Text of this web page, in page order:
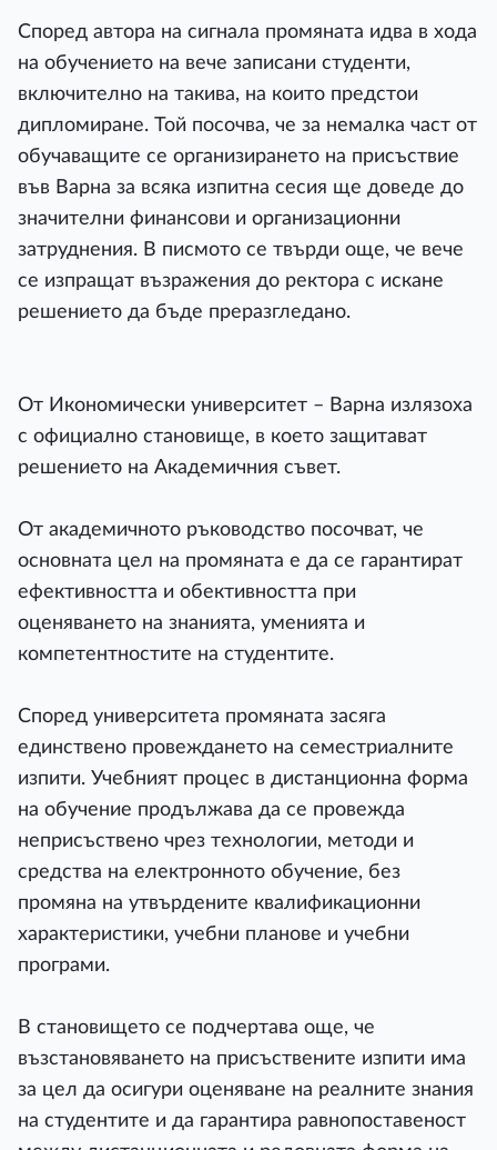
Според автора на сигнала промяната идва в хода
на обучението на вече записани студенти,
включително на такива, на които предстои
дипломиране. Той посочва, че за немалка част от
обучаващите се организирането на присъствие
във Варна за всяка изпитна сесия ще доведе до
значителни финансови и организационни
затруднения. В писмото се твърди още, че вече
се изпращат възражения до ректора с искане
решението да бъде преразгледано.
От Икономически университет – Варна излязоха
с официално становище, в което защитават
решението на Академичния съвет.
От академичното ръководство посочват, че
основната цел на промяната е да се гарантират
ефективността и обективността при
оценяването на знанията, уменията и
компетентностите на студентите.
Според университета промяната засяга
единствено провеждането на семестриалните
изпити. Учебният процес в дистанционна форма
на обучение продължава да се провежда
неприсъствено чрез технологии, методи и
средства на електронното обучение, без
промяна на утвърдените квалификационни
характеристики, учебни планове и учебни
програми.
В становището се подчертава още, че
възстановяването на присъствените изпити има
за цел да осигури оценяване на реалните знания
на студентите и да гарантира равнопоставеност